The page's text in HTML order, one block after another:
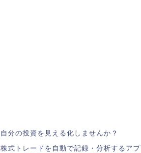
自分の投資を見える化しませんか？
株式トレードを自動で記録・分析するア